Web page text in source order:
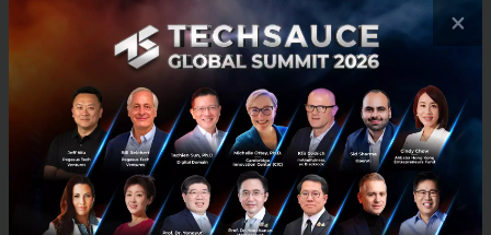
Facebook เผยผลสำรวจการแชททำให้คนซื้อสินค้ามากขึ้น
พร้อมเทคนิคการขายผ่าน Conversational Commerce
×